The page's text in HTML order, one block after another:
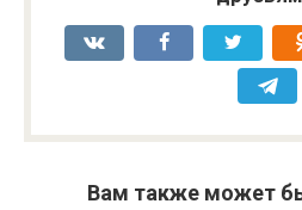
Вам также может